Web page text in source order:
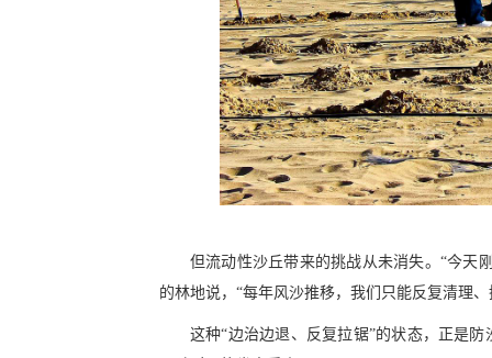
但流动性沙丘带来的挑战从未消失。“今天
的林地说，“每年风沙推移，我们只能反复清理
这种“边治边退、反复拉锯”的状态，正是